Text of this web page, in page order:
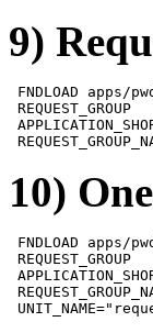
9)
FNDLOAD apps/
REQUEST_GROUP
10)
FNDLOAD apps/
REQUEST_GROUP